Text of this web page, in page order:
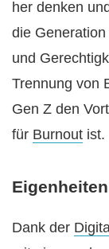
her denken
die
und
Trennung von
Gen Z den
für Burnout ist.
Dank der